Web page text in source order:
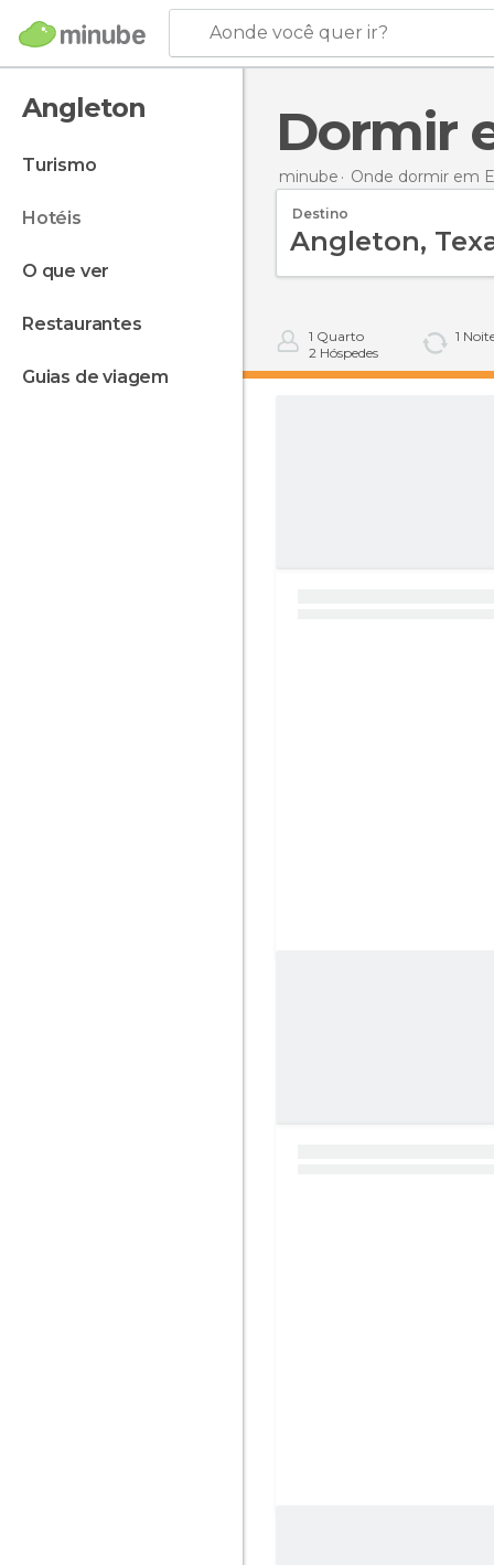
Aonde você quer ir?
Angleton
turismo
hotéis
o que ver
restaurantes
guias de viagem
minube Onde dormir em
Destino
1 Quarto
2 Hóspedes
1